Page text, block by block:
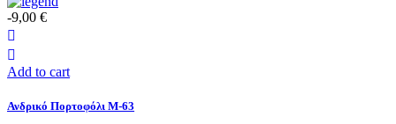
-9,00 €
Add to cart
Ανδρικό Πορτοφόλι Μ-63